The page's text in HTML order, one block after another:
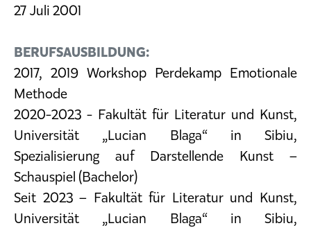
27 Juli 2001
BERUFSAUSBILDUNG:
2017, 2019 Workshop Perdekamp Emotionale
Methode
2020-2023 - Fakultät für Literatur und Kunst,
Universität „Lucian Blaga“ in Sibiu,
Spezialisierung auf Darstellende Kunst –
Schauspiel (Bachelor)
Seit 2023 – Fakultät für Literatur und Kunst,
Universität „Lucian Blaga“ in Sibiu,